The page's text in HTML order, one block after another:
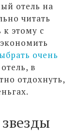
отель на
читать
к этому с
очень
в
отдохнуть,